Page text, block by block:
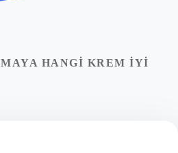
HANGI KREM IYI